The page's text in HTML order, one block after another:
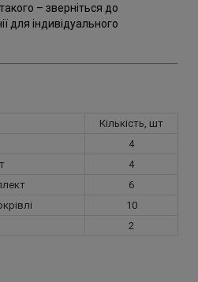
– зверніться до
для індивідуального
Кількість, шт
4
4
6
10
2